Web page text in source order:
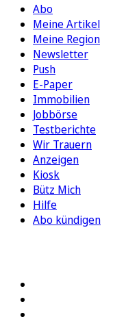
Abo
Meine Artikel
Meine Region
Newsletter
Push
E-Paper
Immobilien
Jobbörse
Testberichte
Wir Trauern
Anzeigen
Kiosk
Bütz Mich
Hilfe
Abo kündigen